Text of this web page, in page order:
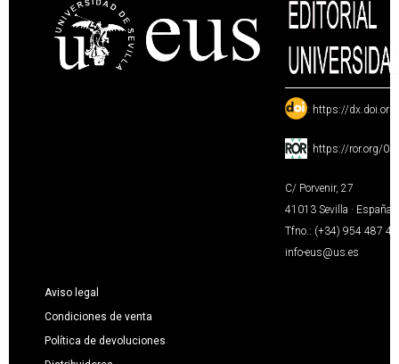
: https://
: https://ror.org/
C/ Porvenir, 27
41013 Sevilla · España
Tfno.: (+34) 954 487
info-eus@us.es
Aviso legal
Condiciones de venta
Política de devoluciones